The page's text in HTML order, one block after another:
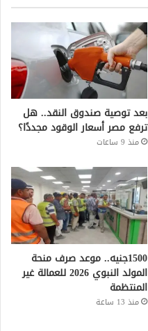
بعد توصية صندوق النقد.. هل
ترفع مصر أسعار الوقود مجددًا؟
منذ 9 ساعات
1500جنيه.. موعد صرف منحة
المولد النبوي 2026 للعمالة غير
المنتظمة
منذ 13 ساعة